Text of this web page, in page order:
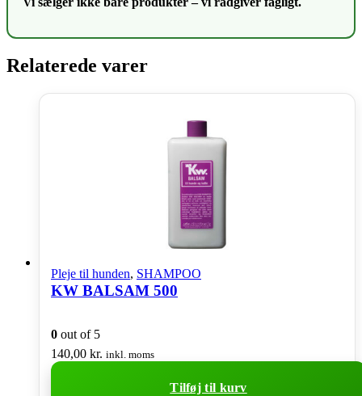
Relaterede varer
Pleje til hunden, SHAMPOO
KW BALSAM 500
0 out of 5
140,00 kr. inkl. moms
Tilføj til kurv